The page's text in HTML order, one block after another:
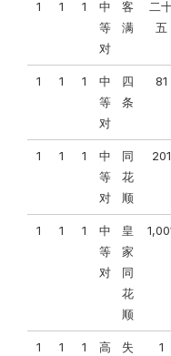
1 1 1
中
等
对
客
满
二
五
1 1 1
中
等
对
四
条
81
1 1 1
中
等
对
同
花
顺
201
1 1 1
中
等
对
皇
家
同
花
顺
1 1 1
高
失
1